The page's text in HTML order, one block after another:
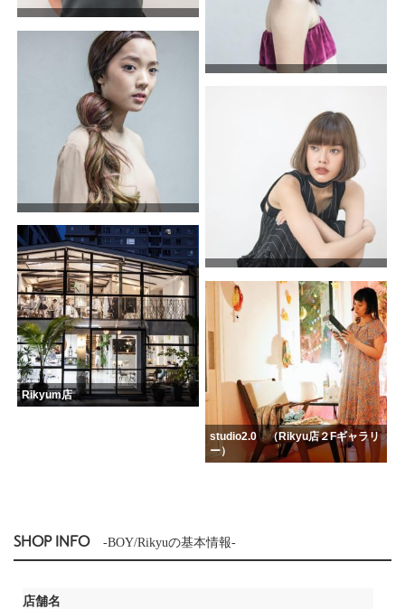
Rikyum店
studio2.0 （Rikyu店２Fギャラリ
ー）
SHOP INFO -BOY/Rikyuの基本情報-
店舗名